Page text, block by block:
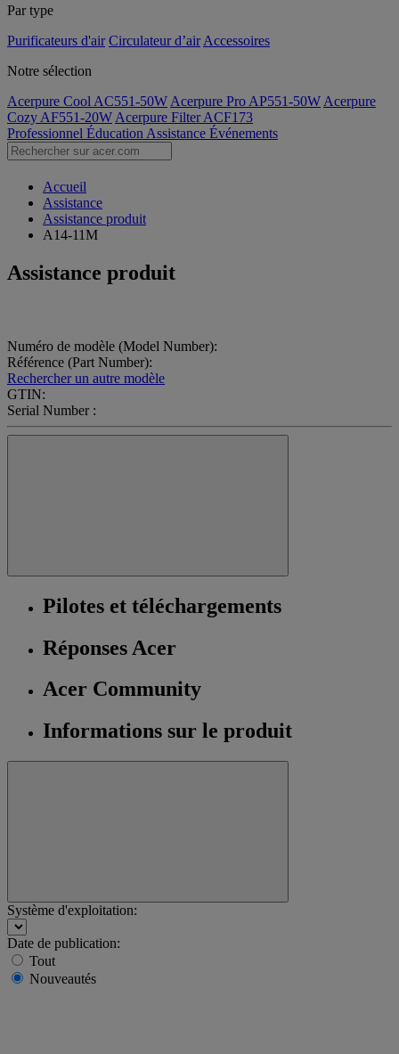
Par type
Purificateurs d'air Circulateur d’air Accessoires
Notre sélection
Acerpure Cool AC551-50W Acerpure Pro AP551-50W Acerpure
Cozy AF551-20W Acerpure Filter ACF173
Professionnel Éducation Assistance Événements
Accueil
Assistance
Assistance produit
A14-11M
Assistance produit
Numéro de modèle (Model Number):
Référence (Part Number):
Rechercher un autre modèle
GTIN:
Serial Number :
Pilotes et téléchargements
Réponses Acer
Acer Community
Informations sur le produit
Système d'exploitation:
Date de publication:
Tout
Nouveautés